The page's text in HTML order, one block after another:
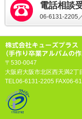
電話相談
06-6131-2205
〒530-0047
大阪府大阪市北区西天満2
TEL06-6131-2205 FAX06-